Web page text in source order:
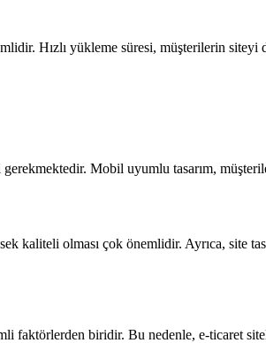
Hızlı yükleme süresi, müşterilerin siteyi
Mobil uyumlu tasarım,
olması çok önemlidir. Ayrıca, site
faktörlerden biridir. Bu nedenle, e-ticaret